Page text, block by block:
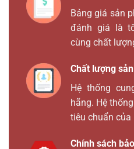
Bảng giá sản
đánh giá là
cùng chất
Chất lượng
Hệ thống
hãng. Hệ
tiêu chuẩn của
Chính sách